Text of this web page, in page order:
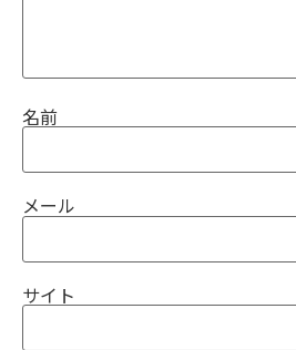
名前
メール
サイト